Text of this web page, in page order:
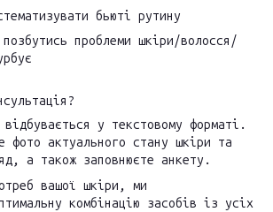
бьюті рутину
проблеми шкіри/волосся/
відбувається у текстовому форматі.
фото актуального стану шкіри та
а також заповнюєте анкету.
вашої шкіри, ми
комбінацію засобів із усіх